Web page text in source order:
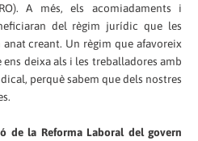
A més, els acomiadaments i
del règim jurídic que les
creant. Un règim que afavoreix
deixa als i les treballadores amb
, perquè sabem que dels nostres
de la Reforma Laboral del govern